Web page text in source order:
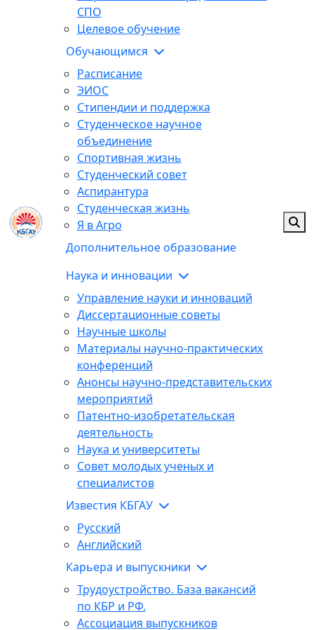
СПО
Целевое обучение
Обучающимся
Расписание
ЭИОС
Стипендии и поддержка
Студенческое научное
объединение
Спортивная жизнь
Студенческий совет
Аспирантура
Студенческая жизнь
Я в Агро
Дополнительное образование
Наука и инновации
Управление науки и инноваций
Диссертационные советы
Научные школы
Материалы научно-практических
конференций
Анонсы научно-представительских
мероприятий
Патентно-изобретательская
деятельность
Наука и университеты
Совет молодых ученых и
специалистов
Известия КБГАУ
Русский
Английский
Карьера и выпускники
Трудоустройство. База вакансий
по КБР и РФ.
Ассоциация выпускников